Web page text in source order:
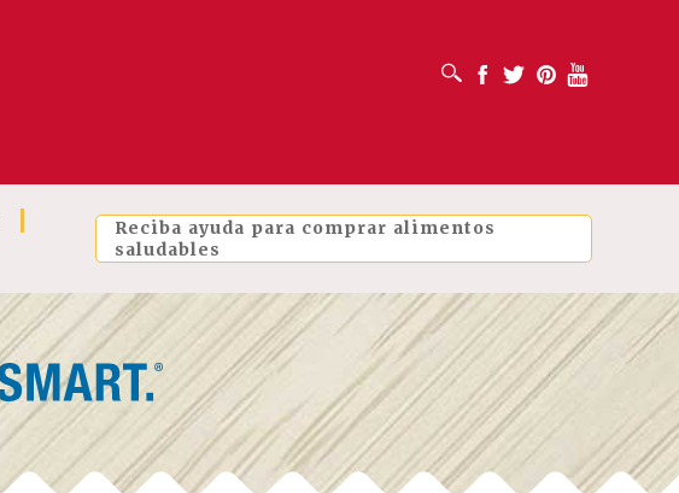
ABRIR CUADRO DE BÚSQUEDA
Facebook
Twitter PinterestYoutube
Reciba ayuda para comprar alimentos
saludables